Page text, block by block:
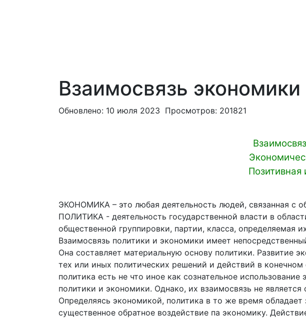
Взаимосвязь
Обновлено: 10 июля 2023 Просмотров: 201821
Позитивная
ЭКОНОМИКА – это любая деятельность людей, связанная с
ПОЛИТИКА - деятельность государственной власти в
общественной группировки, партии, класса, определяемая
Взаимосвязь политики и экономики имеет
Она составляет материальную основу политики. Развитие
тех или иных политических решений и действий в
политика есть не что иное как сознательное
политики и экономики. Однако, их взаимосвязь не является
Определяясь экономикой, политика в то же время
существенное обратное воздействие па экономику.